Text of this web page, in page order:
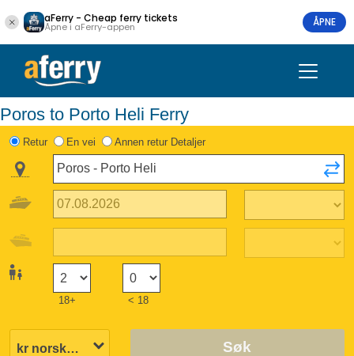
aFerry - Cheap ferry tickets
Åpne i aFerry-appen ÅPNE
Poros to Porto Heli Ferry
Retur En vei Annen retur Detaljer
18+ < 18
Søk